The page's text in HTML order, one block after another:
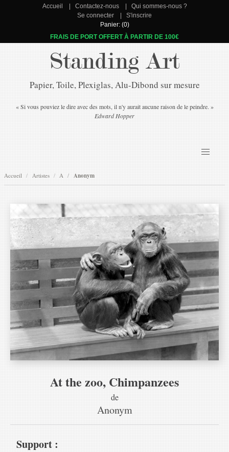
Accueil Contactez-nous
Qui sommes-nous ?
Se connecter
S'inscrire
Panier: (0)
FRAIS DE PORT OFFERT À PARTIR DE 100€
Standing Art
Papier, Toile, Plexiglas, Alu-Dibond sur mesure
« Si vous pouviez le dire avec des mots, il n'y aurait aucune raison de le peindre. »
Edward Hopper
Accueil Artistes A Anonym
At the zoo, Chimpanzees
de
Anonym
Support :